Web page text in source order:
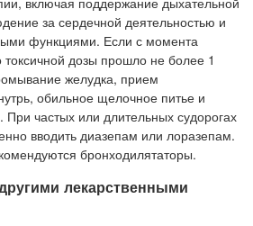
за сердечной деятельностью и
функциями. Если с момента
дозы прошло не более 1
желудка, прием
обильное щелочное питье и
частых или длительных судорогах
вводить диазепам или лоразепам.
бронходилятаторы.
лекарственными